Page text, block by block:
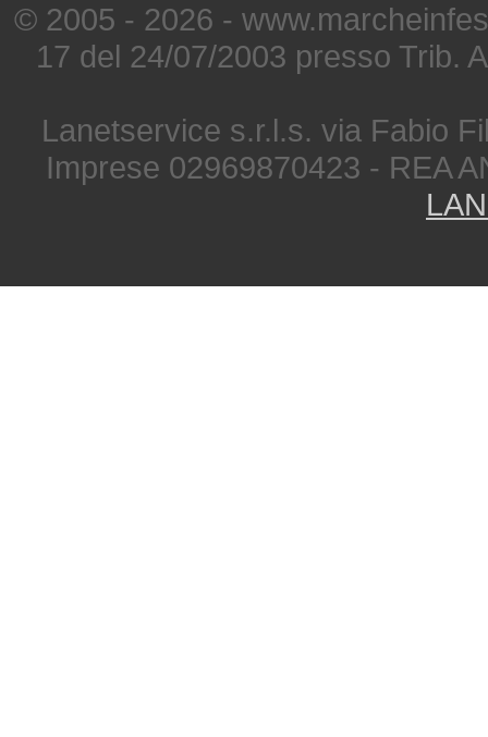
© 2005 - 2026 -
17 del 24/07/2003 presso Trib.
Lanetservice s.r.l.s. via Fabio
Imprese 02969870423 - REA